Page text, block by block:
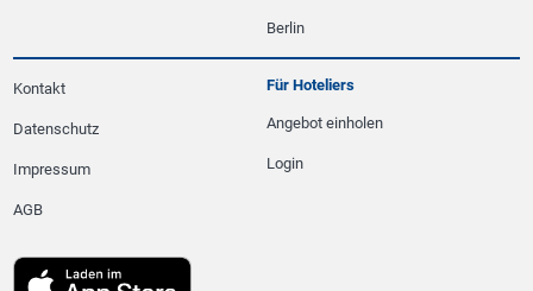
Berlin
Kontakt
Datenschutz
Impressum
AGB
Für Hoteliers
Angebot einholen
Login